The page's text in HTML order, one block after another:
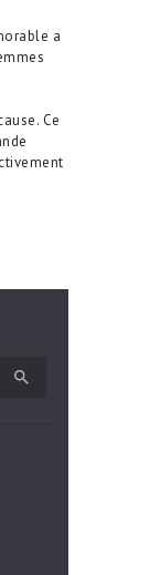
a
Ce